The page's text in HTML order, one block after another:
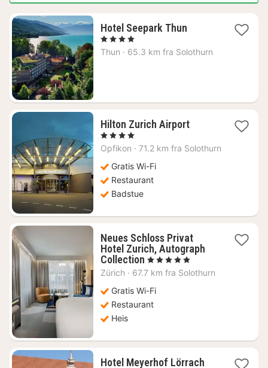
Hotel Seepark Thun1
fra
, 4 Stjerner
Thun · 65.3 km fra Solothurn
Hilton Zurich Airport1
fra
, 4 Stjerner
Opfikon · 71.2 km fra Solothurn
Gratis Wi-Fi
Restaurant
Badstue
Neues Schloss Privat
Hotel Zurich, Autograph
Collection 1
natt
4608
kr.
, 5 Stjerner
Zürich · 67.7 km fra Solothurn
Gratis Wi-Fi
Restaurant
Heis
Hotel Meyerhof Lörrach1